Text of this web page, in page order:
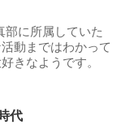
部に所属していた
動まではわかって
きなようです。
代